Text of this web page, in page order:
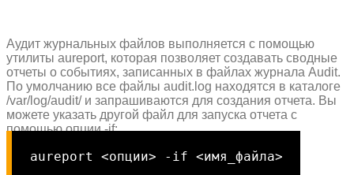
Аудит журнальных файлов выполняется с помощью
утилиты aureport, которая позволяет создавать сводные
отчеты о событиях, записанных в файлах журнала Audit.
По умолчанию все файлы audit.log находятся в каталоге
/var/log/audit/ и запрашиваются для создания отчета. Вы
можете указать другой файл для запуска отчета с
помощью опции -if:
aureport <опции> -if <имя_файла>